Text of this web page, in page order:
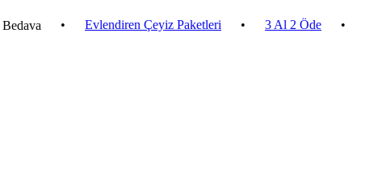
• Evlendiren Çeyiz Paketleri • 3 Al 2 Öde •
2.500